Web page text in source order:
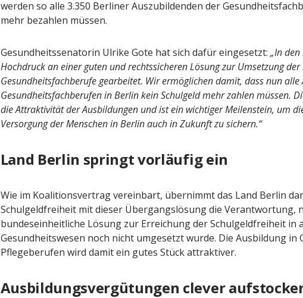
werden so alle 3.350 Berliner Auszubildenden der
mehr bezahlen müssen.
Gesundheitssenatorin Ulrike Gote hat sich dafür eingesetzt: „In
Hochdruck an einer guten und rechtssicheren Lösung zur Umsetzung
Gesundheitsfachberufe gearbeitet. Wir ermöglichen damit, dass nun alle
Gesundheitsfachberufen in Berlin kein Schulgeld mehr zahlen müssen.
die Attraktivität der Ausbildungen und ist ein wichtiger Meilenstein, um
Versorgung der Menschen in Berlin auch in Zukunft zu sichern.“
Land Berlin springt vorläufig ein
Wie im Koalitionsvertrag vereinbart, übernimmt das Land Berlin
Schulgeldfreiheit mit dieser Übergangslösung die Verantwortung,
bundeseinheitliche Lösung zur Erreichung der Schulgeldfreiheit in
Gesundheitswesen noch nicht umgesetzt wurde. Die Ausbildung in
Pflegeberufen wird damit ein gutes Stück attraktiver.
Ausbildungsvergütungen clever